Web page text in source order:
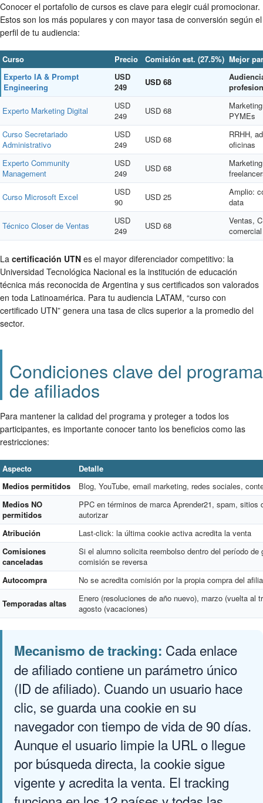
Conocer el portafolio de cursos es clave para elegir cuál promocionar.
Estos son los más populares y con mayor tasa de conversión según el
perfil de tu audiencia:
Curso Precio Comisión est. (27.5%) Mejor
Experto IA & Prompt
Engineering
USD
249
USD 68
Experto Marketing Digital
USD
249
USD 68
PYMEs
Curso Secretariado
Administrativo
USD
249
USD 68
RRHH,
oficinas
Experto Community
Management
USD
249
USD 68
Curso Microsoft Excel
USD
90
USD 25
Amplio:
data
Técnico Closer de Ventas
USD
249
USD 68
Ventas,
comercial
La certificación UTN es el mayor diferenciador competitivo: la
Universidad Tecnológica Nacional es la institución de educación
técnica más reconocida de Argentina y sus certificados son valorados
en toda Latinoamérica. Para tu audiencia LATAM, “curso con
certificado UTN” genera una tasa de clics superior a la promedio del
sector.
Condiciones clave del programa
de afiliados
Para mantener la calidad del programa y proteger a todos los
participantes, es importante conocer tanto los beneficios como las
restricciones:
Aspecto
Detalle
Medios permitidos
Blog, YouTube, email marketing, redes sociales,
Medios NO
permitidos
PPC en términos de marca Aprender21, spam, sitios
autorizar
Atribución
Last-click: la última cookie activa acredita la venta
Comisiones
canceladas
Si el alumno solicita reembolso dentro del período de
comisión se reversa
Autocompra
No se acredita comisión por la propia compra del
Temporadas altas
Enero (resoluciones de año nuevo), marzo (vuelta al
agosto (vacaciones)
Mecanismo de tracking: Cada enlace
de afiliado contiene un parámetro único
(ID de afiliado). Cuando un usuario hace
clic, se guarda una cookie en su
navegador con tiempo de vida de 90 días.
Aunque el usuario limpie la URL o llegue
por búsqueda directa, la cookie sigue
vigente y acredita la venta. El tracking